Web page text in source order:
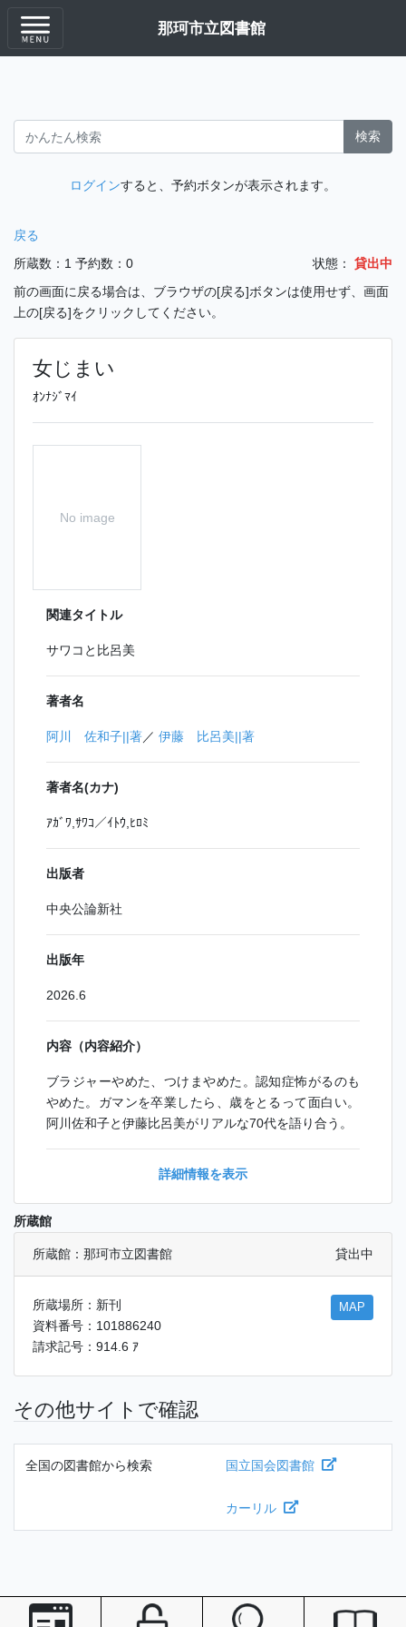
那珂市立図書館
検索
ログインすると、予約ボタンが表示されます。
戻る
所蔵数：1 予約数：0 状態：
貸出中
前の画面に戻る場合は、ブラウザの[戻る]ボタンは使用せず、画面
上の[戻る]をクリックしてください。
女じまい
ｵﾝﾅｼﾞﾏｲ
No image
関連タイトル
サワコと比呂美
著者名
阿川 佐和子||著／ 伊藤 比呂美||著
著者名(カナ)
ｱｶﾞﾜ,ｻﾜｺ／ｲﾄｳ,ﾋﾛﾐ
出版者
中央公論新社
出版年
2026.6
内容（内容紹介）
ブラジャーやめた、つけまやめた。認知症怖がるのも
やめた。ガマンを卒業したら、歳をとるって面白い。
阿川佐和子と伊藤比呂美がリアルな70代を語り合う。
詳細情報を表示
所蔵館
所蔵館：那珂市立図書館 貸出中
所蔵場所：新刊
資料番号：101886240
請求記号：914.6 ｱ
MAP
その他サイトで確認
全国の図書館から検索 国立国会図書館
カーリル